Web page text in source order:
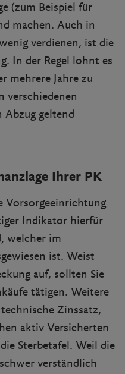
(zum Beispiel für
machen. Auch in
verdienen, ist die
In der Regel lohnt es
mehrere Jahre zu
verschiedenen
Abzug geltend
Ihrer PK
Vorsorgeeinrichtung
Indikator hierfür
welcher im
ist. Weist
auf, sollten Sie
tätigen. Weitere
Zinssatz,
aktiv Versicherten
Sterbetafel. Weil die
verständlich